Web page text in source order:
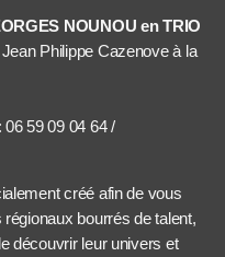
NOUNOU en TRIO
Philippe Cazenove à la
59 09 04 64 /
créé afin de vous
bourrés de talent,
découvrir leur univers et